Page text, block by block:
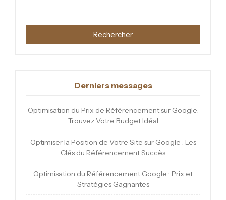
Rechercher
Derniers messages
Optimisation du Prix de Référencement sur Google:
Trouvez Votre Budget Idéal
Optimiser la Position de Votre Site sur Google : Les
Clés du Référencement Succès
Optimisation du Référencement Google : Prix et
Stratégies Gagnantes